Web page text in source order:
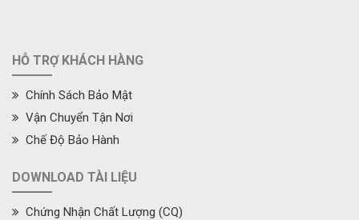
HỖ TRỢ KHÁCH HÀNG
Chính Sách Bảo Mật
Vận Chuyển Tận Nơi
Chế Độ Bảo Hành
DOWNLOAD TÀI LIỆU
Chứng Nhận Chất Lượng (CQ)